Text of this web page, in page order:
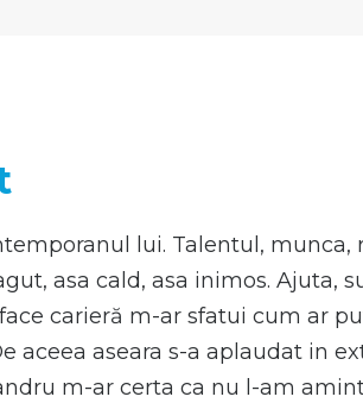
lui. Talentul, munca,
asa cald, asa inimos. Ajuta,
carieră m-ar sfatui cum ar
aceea aseara s-a aplaudat in
m-ar certa ca nu l-am